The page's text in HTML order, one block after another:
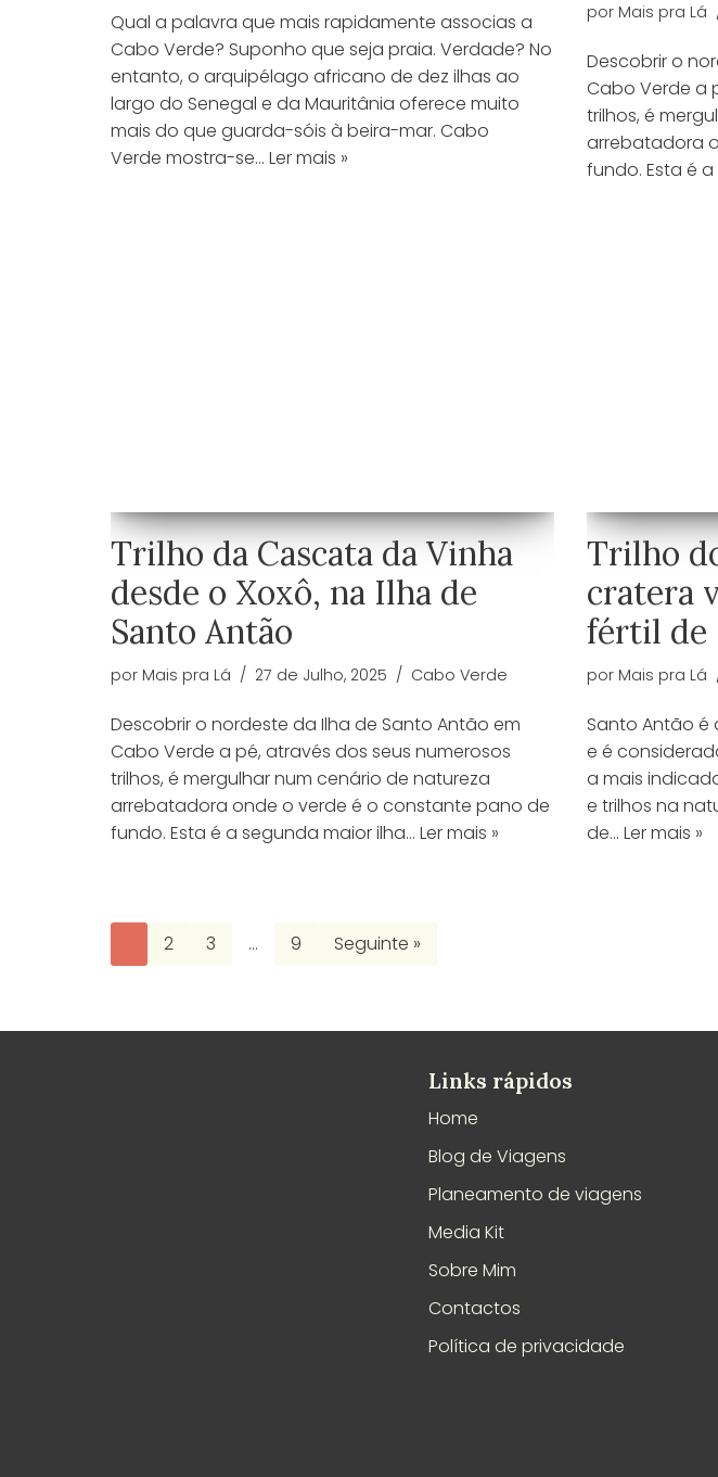
Qual a palavra que mais rapidamente associas a
Cabo Verde? Suponho que seja praia. Verdade? No
entanto, o arquipélago africano de dez ilhas ao
largo do Senegal e da Mauritânia oferece muito
mais do que guarda-sóis à beira-mar. Cabo
Verde mostra-se… Ler mais »
por Mais pra Lá
Descobrir o
Cabo Verde a
trilhos, é
arrebatadora
fundo. Esta é
Trilho da Cascata da Vinha
desde o Xoxô, na Ilha de
Santo Antão
por Mais pra Lá 27 de Julho, 2025 Cabo Verde
Descobrir o nordeste da Ilha de Santo Antão em
Cabo Verde a pé, através dos seus numerosos
trilhos, é mergulhar num cenário de natureza
arrebatadora onde o verde é o constante pano de
fundo. Esta é a segunda maior ilha… Ler mais »
Trilho
cratera
fértil de
por Mais pra Lá
Santo Antão é
e é
a mais
e trilhos na
de… Ler mais »
2 3 … 9 Seguinte »
Links rápidos
Home
Blog de Viagens
Planeamento de viagens
Media Kit
Sobre Mim
Contactos
Política de privacidade